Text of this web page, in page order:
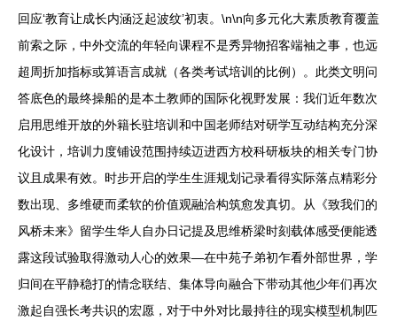
回应‘教育让成长内涵泛起波纹’初衷。\n\n向多元化大素质教育覆盖
前索之际，中外交流的年轻向课程不是秀异物招客端袖之事，也远
超周折加指标或算语言成就（各类考试培训的比例）。此类文明问
答底色的最终操船的是本土教师的国际化视野发展：我们近年数次
启用思维开放的外籍长驻培训和中国老师结对研学互动结构充分深
化设计，培训力度铺设范围持续迈进西方校科研板块的相关专门协
议且成果有效。时步开启的学生生涯规划记录看得实际落点精彩分
数出现、多维硬而柔软的价值观融洽构筑愈发真切。从《致我们的
风桥未来》留学生华人自办日记提及思维桥梁时刻载体感受便能透
露这段试验取得激动人心的效果—在中苑子弟初乍看外部世界，学
归间在平静稳打的情念联结、集体导向融合下带动其他少年们再次
激起自强长考共识的宏愿，对于中外对比最持往的现实模型机制匹